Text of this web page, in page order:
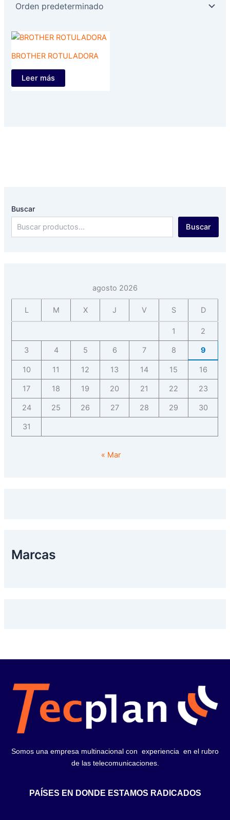
Buscar
Buscar
agosto 2026
L M X J V S D
1 2
3 4 5 6 7 8 9
10 11 12 13 14 15 16
17 18 19 20 21 22 23
24 25 26 27 28 29 30
31
« Mar
Marcas
BROTHER ROTULADORA
Leer más
Somos una empresa multinacional con experiencia en el rubro
de las telecomunicaciones.
PAÍSES EN DONDE ESTAMOS RADICADOS